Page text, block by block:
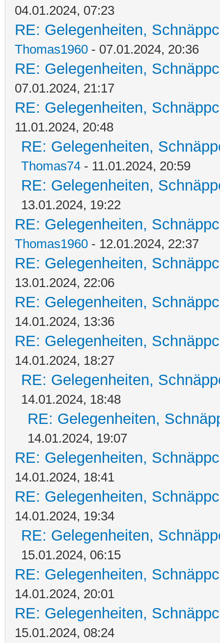
04.01.2024, 07:23
RE: Gelegenheiten,
Thomas1960 - 07.01.2024, 20:36
RE: Gelegenheiten,
07.01.2024, 21:17
RE: Gelegenheiten,
11.01.2024, 20:48
RE: Gelegenheiten,
Thomas74 - 11.01.2024, 20:59
RE: Gelegenheiten,
13.01.2024, 19:22
RE: Gelegenheiten,
Thomas1960 - 12.01.2024, 22:37
RE: Gelegenheiten,
13.01.2024, 22:06
RE: Gelegenheiten,
14.01.2024, 13:36
RE: Gelegenheiten,
14.01.2024, 18:27
RE: Gelegenheiten,
14.01.2024, 18:48
RE: Gelegenheiten,
14.01.2024, 19:07
RE: Gelegenheiten,
14.01.2024, 18:41
RE: Gelegenheiten,
14.01.2024, 19:34
RE: Gelegenheiten,
15.01.2024, 06:15
RE: Gelegenheiten,
14.01.2024, 20:01
RE: Gelegenheiten,
15.01.2024, 08:24